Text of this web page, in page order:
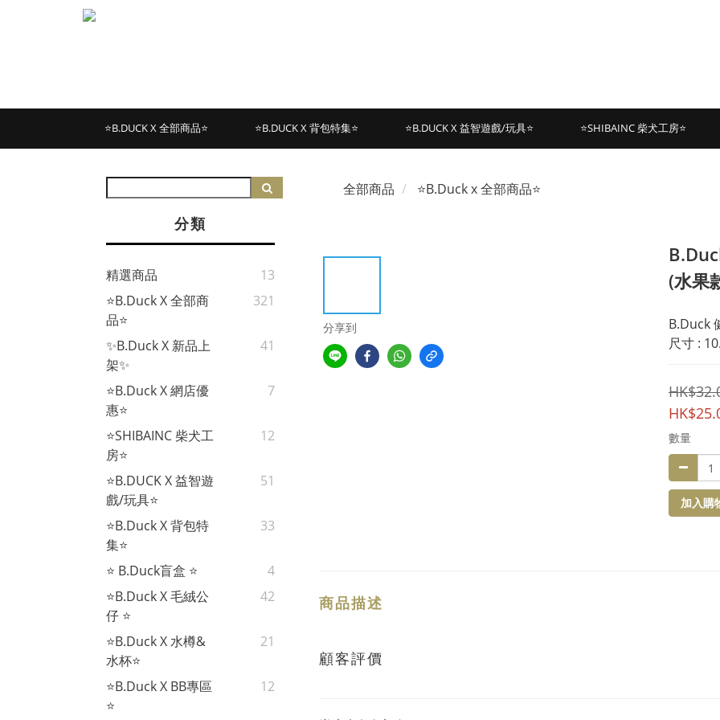
⭐B.DUCK X 全部商品⭐ ⭐B.DUCK X 背包特集⭐ ⭐B.DUCK X 益智遊戲/玩具⭐ ⭐SHIBAINC 柴犬工房⭐
分類
精選商品
13
⭐B.Duck X 全部商
品⭐
321
✨B.Duck X 新品上
架✨
41
⭐B.Duck X 網店優
惠⭐
7
⭐SHIBAINC 柴犬工
房⭐
12
⭐B.DUCK X 益智遊
戲/玩具⭐
51
⭐B.Duck X 背包特
集⭐
33
⭐ B.Duck盲盒 ⭐
4
⭐B.Duck X 毛絨公
仔 ⭐
42
⭐B.Duck X 水樽&
水杯⭐
21
⭐B.Duck X BB專區
⭐
12
全部商品 ⭐B.Duck x 全部商品⭐
分享到
(水果
B.Duck
尺寸 :
數量
加入購
商品描述
顧客評價